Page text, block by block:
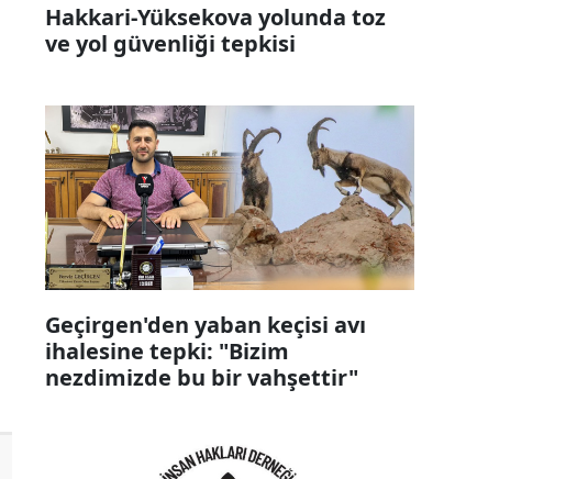
Hakkari-Yüksekova yolunda toz
ve yol güvenliği tepkisi
Geçirgen'den yaban keçisi avı
ihalesine tepki: "Bizim
nezdimizde bu bir vahşettir"